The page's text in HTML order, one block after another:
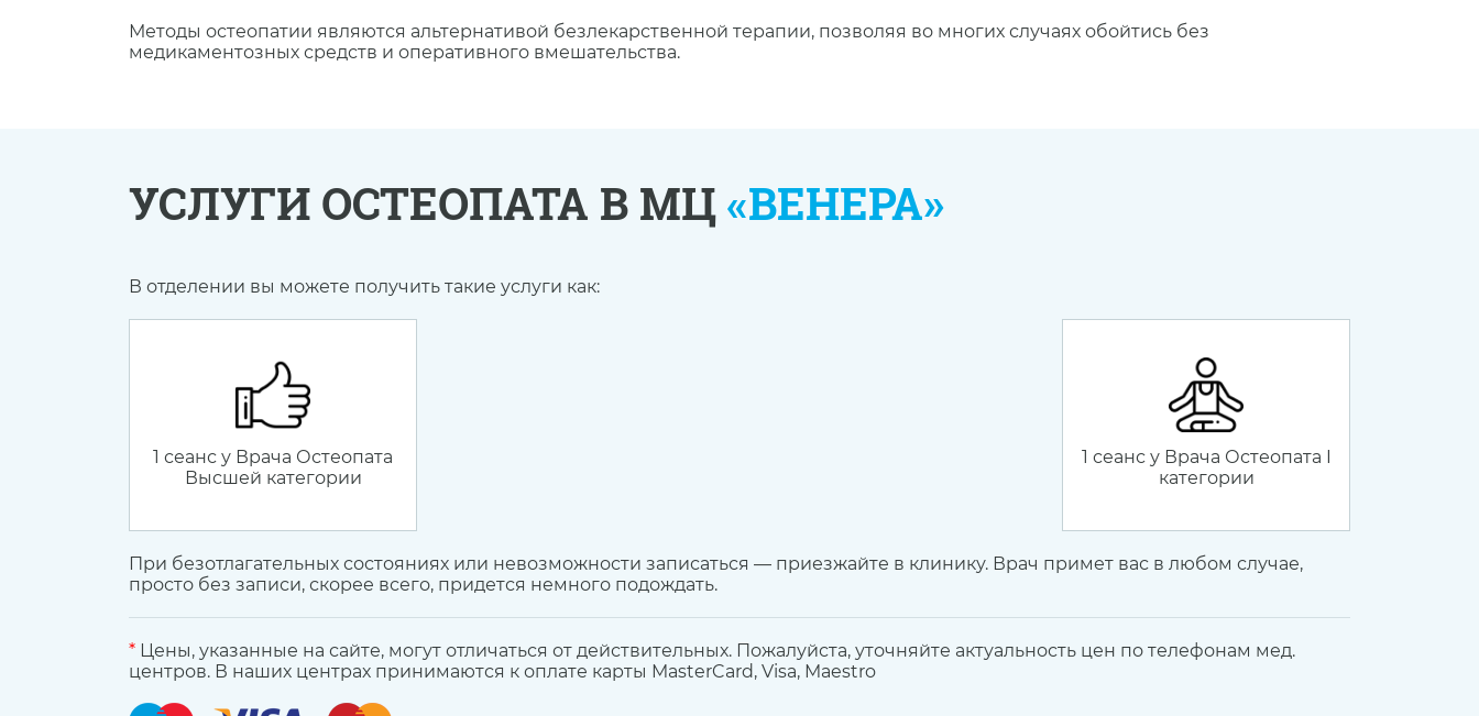
Методы остеопатии являются альтернативой безлекарственной терапии, позволяя во многих случаях обойтись без
медикаментозных средств и оперативного вмешательства.
УСЛУГИ ОСТЕОПАТА В МЦ«ВЕНЕРА»
В отделении вы можете получить такие услуги как:
1 сеанс у Врача Остеопата
Высшей категории
1 сеанс у Врача Остеопата I
категории
При безотлагательных состояниях или невозможности записаться — приезжайте в клинику. Врач примет вас в любом случае,
просто без записи, скорее всего, придется немного подождать.
* Цены, указанные на сайте, могут отличаться от действительных. Пожалуйста, уточняйте актуальность цен по телефонам мед.
центров. В наших центрах принимаются к оплате карты MasterCard, Visa, Maestro